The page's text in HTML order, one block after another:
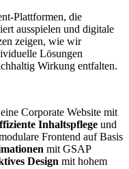
Plattformen, die
ausspielen und digitale
zeigen, wie wir
Lösungen
Wirkung entfalten.
Corporate Website mit
Inhaltspflege und
Frontend auf Basis
mit GSAP
Design mit hohem